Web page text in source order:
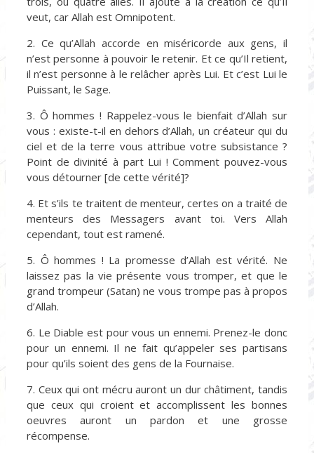
veut, car Allah est Omnipotent.
2. Ce qu’Allah accorde en miséricorde aux gens, il
n’est personne à pouvoir le retenir. Et ce qu’Il retient,
il n’est personne à le relâcher après Lui. Et c’est Lui le
Puissant, le Sage.
3. Ô hommes ! Rappelez-vous le bienfait d’Allah sur
vous : existe-t-il en dehors d’Allah, un créateur qui du
ciel et de la terre vous attribue votre subsistance ?
Point de divinité à part Lui ! Comment pouvez-vous
vous détourner [de cette vérité]?
4. Et s’ils te traitent de menteur, certes on a traité de
menteurs des Messagers avant toi. Vers Allah
cependant, tout est ramené.
5. Ô hommes ! La promesse d’Allah est vérité. Ne
laissez pas la vie présente vous tromper, et que le
grand trompeur (Satan) ne vous trompe pas à propos
d’Allah.
6. Le Diable est pour vous un ennemi. Prenez-le donc
pour un ennemi. Il ne fait qu’appeler ses partisans
pour qu’ils soient des gens de la Fournaise.
7. Ceux qui ont mécru auront un dur châtiment, tandis
que ceux qui croient et accomplissent les bonnes
oeuvres auront un pardon et une grosse
récompense.